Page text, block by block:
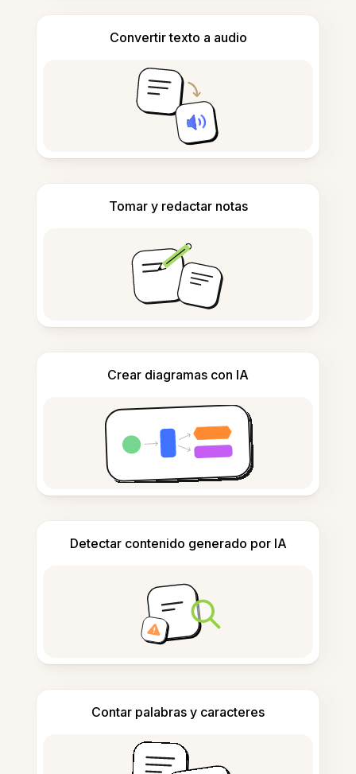
Convertir texto a audio
Tomar y redactar notas
Crear diagramas con IA
Detectar contenido generado por IA
Contar palabras y caracteres